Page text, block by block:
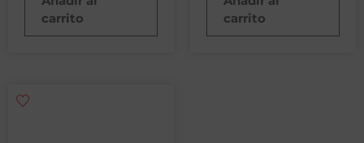
carrito
carrito